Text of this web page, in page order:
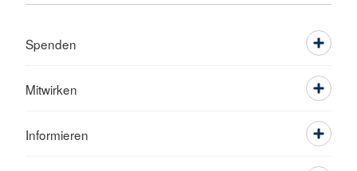
Spenden
Mitwirken
Informieren